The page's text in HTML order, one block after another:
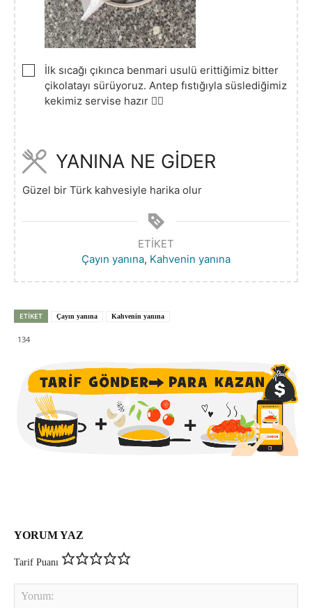
▢
İlk sıcağı çıkınca benmari usulü erittiğimiz bitter
çikolatayı sürüyoruz. Antep fıstığıyla süslediğimiz
kekimiz servise hazır 👌🏻
YANINA NE GİDER
Güzel bir Türk kahvesiyle harika olur
ETIKET
Çayın yanına, Kahvenin yanına
ETIKET Çayın yanına Kahvenin yanına
134
YORUM YAZ
Tarif Puanı